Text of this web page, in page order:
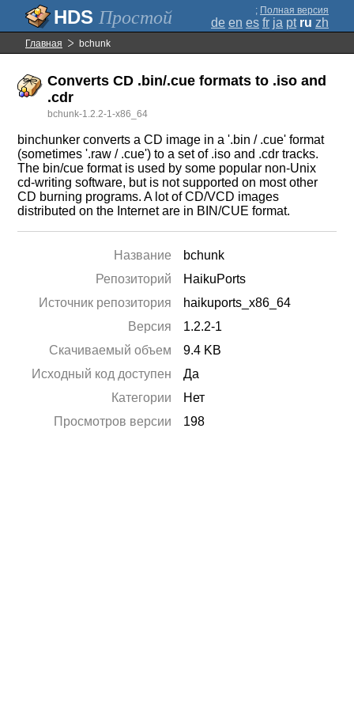
Простой ; Полная версия
de en es fr ja pt ru zh
Главная bchunk
Converts CD .bin/.cue formats to .iso and
.cdr
bchunk-1.2.2-1-x86_64
binchunker converts a CD image in a '.bin / .cue' format
(sometimes '.raw / .cue') to a set of .iso and .cdr tracks.
The bin/cue format is used by some popular non-Unix
cd-writing software, but is not supported on most other
CD burning programs. A lot of CD/VCD images
distributed on the Internet are in BIN/CUE format.
Название
bchunk
Репозиторий
HaikuPorts
Источник репозитория
haikuports_x86_64
Версия
1.2.2-1
Скачиваемый объем
9.4 KB
Исходный код доступен
Да
Категории
Нет
Просмотров версии
198